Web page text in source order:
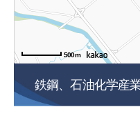
500m
鉄鋼、石油化学産